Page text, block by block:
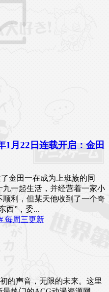
1月22日连载开启：金田
金田一在成为上班族的同
一起生活，并经营着一家小
利，但某天他收到了一个奇
西”，委...
每周三更新
的声音，无限的未来。这里